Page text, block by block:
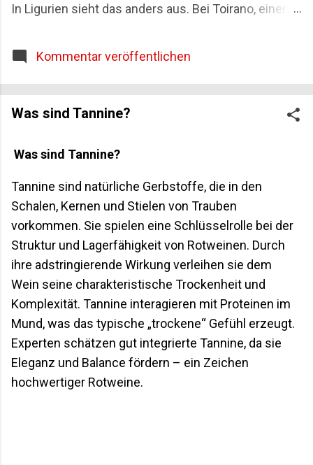
In Ligurien sieht das anders aus. Bei Toirano, einem
Innern eines Karstmassivs – zwischen Stalaktiten,
nur vom Schritt gelegentlicher Höhlenbesucher
unterbrochen wird. Diese Weinreifung in der Höhle
die Frage nach der perfekten Lagerung gefunden
zum Weinkeller wurde Die Grotte di Toirano: mehr
als eine Schauhöhle Die Methode "Bollicine in Grotta"
Cantina Durin: die Winzerfamilie hinter dem Projekt
Warum ausgerechnet eine Höhle? Andere
Höhlenkeller im Vergleich Was das für den
Geschmack im Glas be...
Kommentar veröffentlichen
Was sind Tannine?
Was sind Tannine?
Tannine sind natürliche Gerbstoffe, die in den
Schalen, Kernen und Stielen von Trauben
vorkommen. Sie spielen eine Schlüsselrolle bei der
Struktur und Lagerfähigkeit von Rotweinen. Durch
ihre adstringierende Wirkung verleihen sie dem
Wein seine charakteristische Trockenheit und
Komplexität. Tannine interagieren mit Proteinen im
Mund, was das typische „trockene“ Gefühl erzeugt.
Experten schätzen gut integrierte Tannine, da sie
Eleganz und Balance fördern – ein Zeichen
hochwertiger Rotweine.